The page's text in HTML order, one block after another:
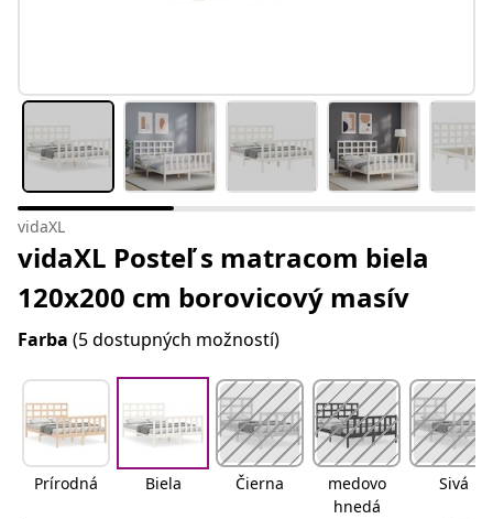
vidaXL
vidaXL Posteľ s matracom biela
120x200 cm borovicový masív
Farba (5 dostupných možností)
Prírodná Biela Čierna
medovo
hnedá
Sivá